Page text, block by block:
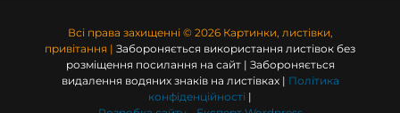
Всі права захищенні © 2026 Картинки, листівки,
привітання | Забороняється використання листівок без
розміщення посилання на сайт | Забороняється
видалення водяних знаків на листівках |
Політика
конфіденційності